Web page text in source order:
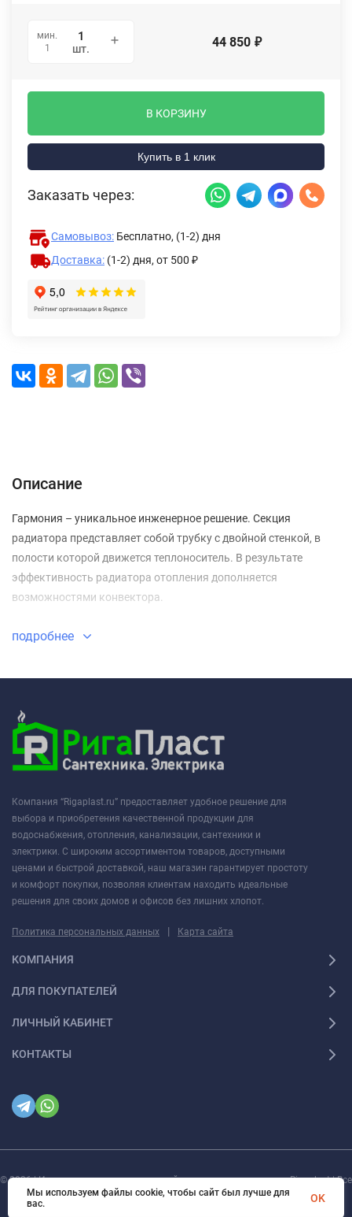
мин.
1
шт. 44 850 ₽
В КОРЗИНУ
Купить в 1 клик
Заказать через:
Самовывоз: Бесплатно, (1-2) дня
Доставка: (1-2) дня, от 500 ₽
Описание
Гармония – уникальное инженерное решение. Секция
радиатора представляет собой трубку с двойной стенкой, в
полости которой движется теплоноситель. В результате
эффективность радиатора отопления дополняется
возможностями конвектора.
подробнее
Компания “Rigaplast.ru” предоставляет удобное решение для
выбора и приобретения качественной продукции для
водоснабжения, отопления, канализации, сантехники и
электрики. С широким ассортиментом товаров, доступными
ценами и быстрой доставкой, наш магазин гарантирует простоту
и комфорт покупки, позволяя клиентам находить идеальные
решения для своих домов и офисов без лишних хлопот.
Политика персональных данных | Карта сайта
КОМПАНИЯ
ДЛЯ ПОКУПАТЕЛЕЙ
ЛИЧНЫЙ КАБИНЕТ
КОНТАКТЫ
© 2026 | Интернет магазин инженерной сантехники и электрики Rigaplast | Все
права защищены
Мы используем файлы cookie, чтобы сайт был лучше для
вас.
OK